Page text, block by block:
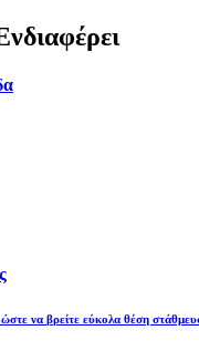
να βρείτε εύκολα θέση